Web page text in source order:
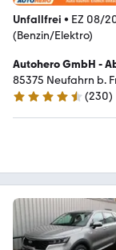
Unfallfrei • EZ 08/
(Benzin/Elektro)
Autohero GmbH -
85375 Neufahrn b.
4.4 Sterne
(230)